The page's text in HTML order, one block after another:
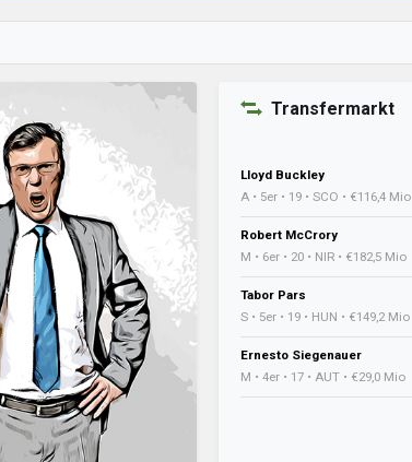
Transfermarkt
Lloyd Buckley
A • 5er • 19 • SCO • €116,4 Mio
Robert McCrory
M • 6er • 20 • NIR • €182,5 Mio
Tabor Pars
S • 5er • 19 • HUN • €149,2 Mio
Ernesto Siegenauer
M • 4er • 17 • AUT • €29,0 Mio